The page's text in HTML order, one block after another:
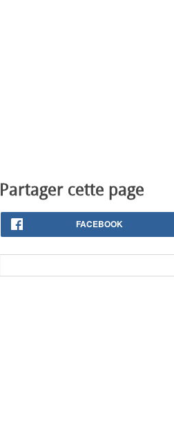
Partager cette page
FACEBOOK